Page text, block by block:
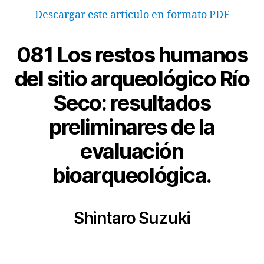
Descargar este articulo en formato PDF
081 Los restos humanos
del sitio arqueológico Río
Seco: resultados
preliminares de la
evaluación
bioarqueológica.
Shintaro Suzuki